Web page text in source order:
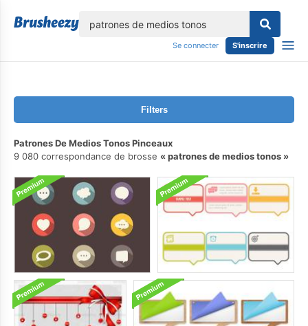
Se connecter S'inscrire
Filters
Patrones De Medios Tonos Pinceaux
9 080 correspondance de brosse
patrones de medios tonos